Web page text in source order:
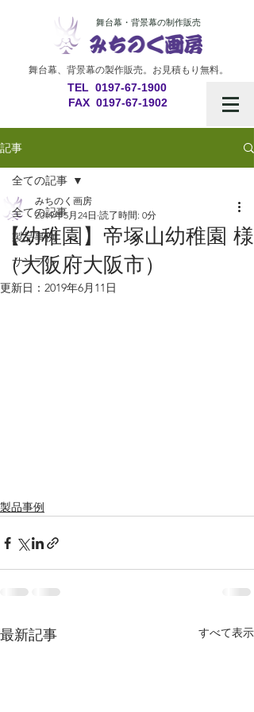
舞台幕・背景幕の制作販売
舞台幕、背景幕の製作販売。 お見積もり無料。
​TEL 0197-67-1900
​ FAX 0197-67-1902
記事
全ての記事
製品事例
サンプル
全ての記事
【幼稚園】帝塚山幼稚園 様
（大阪府大阪市）
みちのく画房
2019年5月24日 読了時間: 0分
更新日： 2019年6月11日
製品事例
最新記事 すべて表示